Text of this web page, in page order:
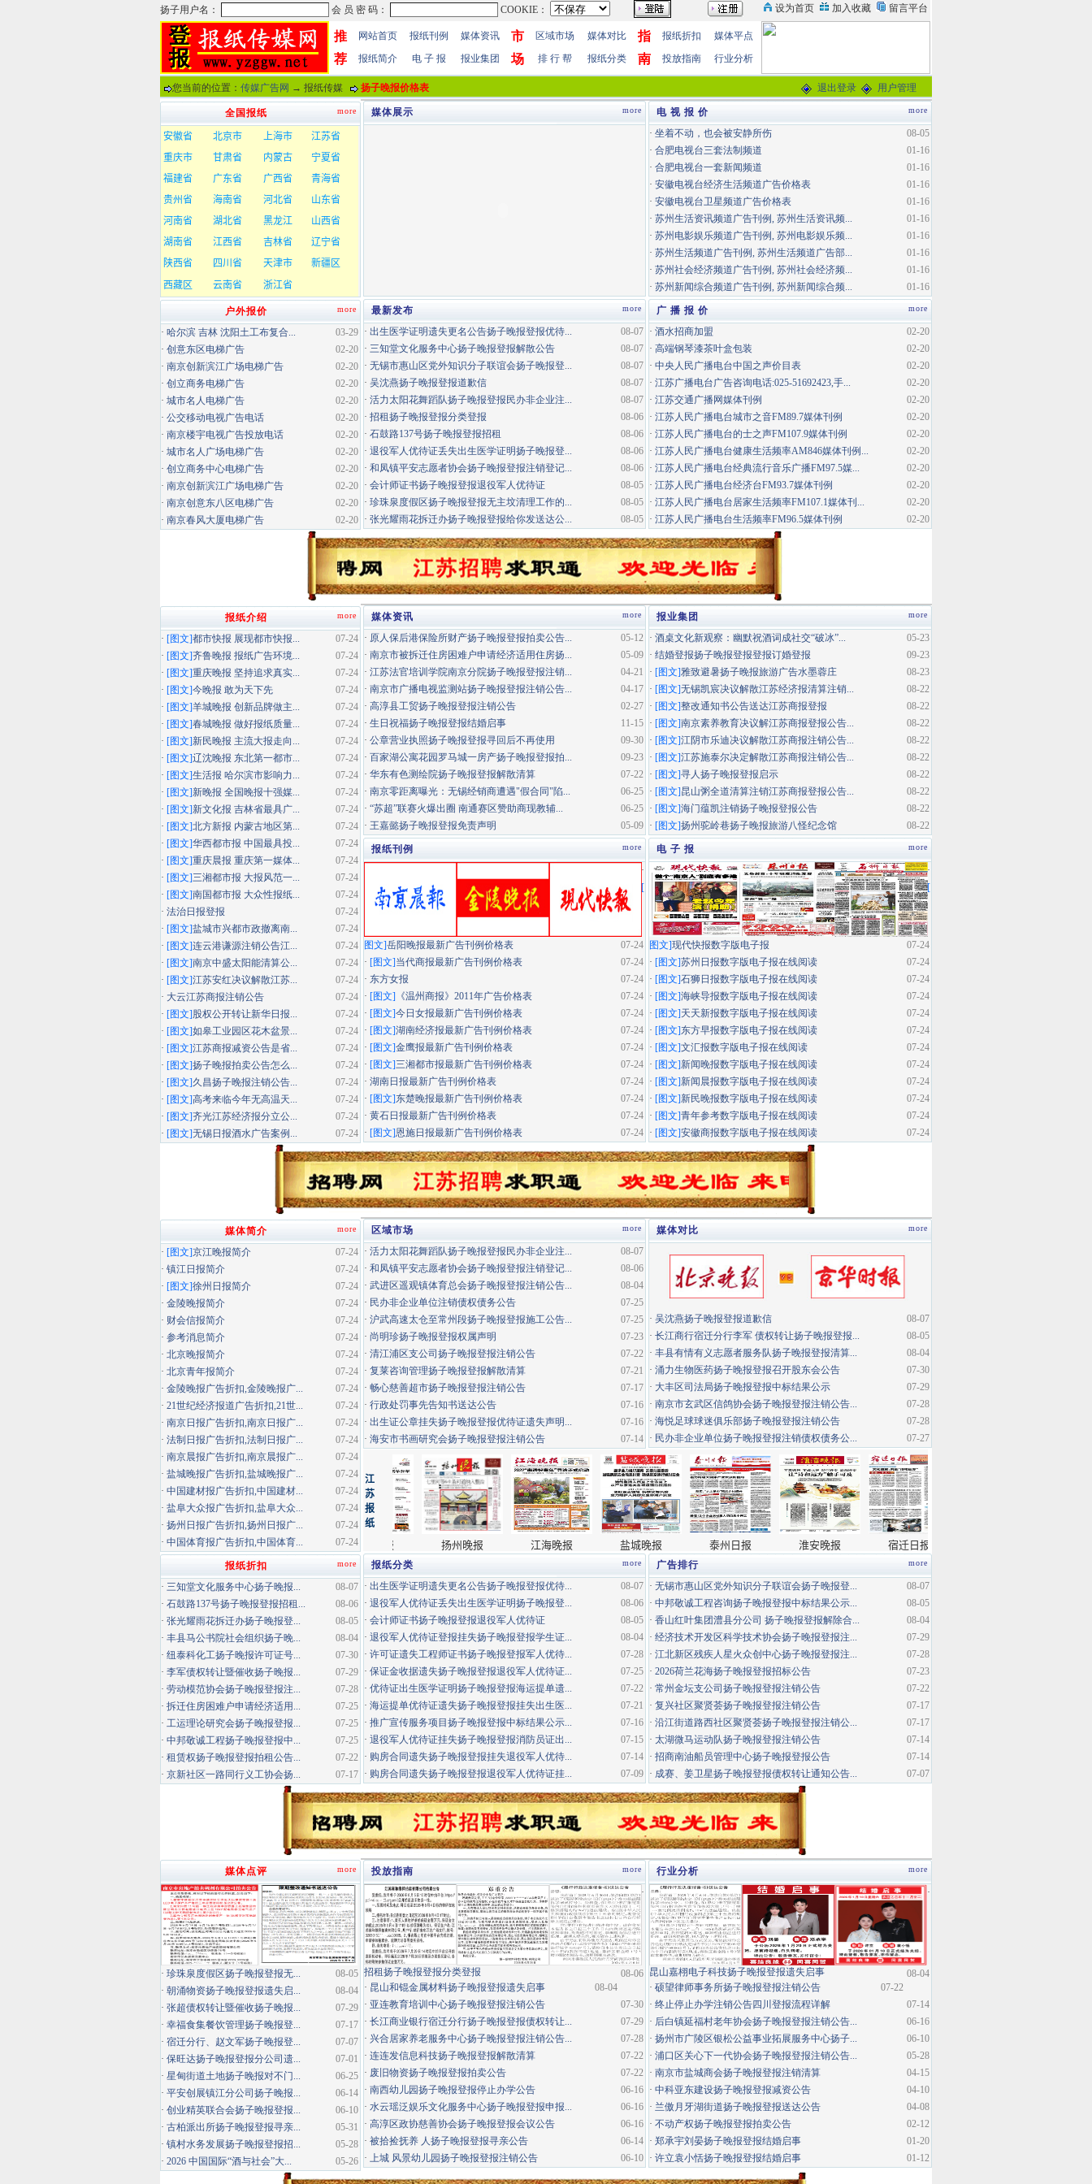
推
荐
网站首页 报纸刊例 媒体资讯
市
场
区域市场 媒体对比
指
南
报纸折扣
媒体平点
报纸简介
电 子 报 报业集团 排 行 帮 报纸分类 投放指南 行业分析
您当前的位置： 传媒广告网 → 报纸传媒 扬子晚报价格表 退出登录 用户管理
more
媒体展示 more
电 视 报 价
08-05
· 坐着不动，也会被安静所伤
01-16
· 合肥电视台三套法制频道
01-16
· 合肥电视台一套新闻频道
01-16
· 安徽电视台经济生活频道广告价格表
01-16
· 安徽电视台卫星频道广告价格表
01-16
· 苏州生活资讯频道广告刊例, 苏州生活资讯频...
01-16
· 苏州电影娱乐频道广告刊例, 苏州电影娱乐频...
01-16
· 苏州生活频道广告刊例, 苏州生活频道广告部...
01-16
· 苏州社会经济频道广告刊例, 苏州社会经济频...
01-16
· 苏州新闻综合频道广告刊例, 苏州新闻综合频...
more
最新发布 more
广 播 报 价
08-07
· 出生医学证明遗失更名公告扬子晚报登报优待...
08-07
· 三知堂文化服务中心扬子晚报登报解散公告
08-07
· 无锡市惠山区党外知识分子联谊会扬子晚报登...
08-07
· 吴沈燕扬子晚报登报道歉信
08-07
· 活力太阳花舞蹈队扬子晚报登报民办非企业注...
08-06
· 招租扬子晚报登报分类登报
08-06
· 石鼓路137号扬子晚报登报招租
08-06
· 退役军人优待证丢失出生医学证明扬子晚报登...
08-06
· 和凤镇平安志愿者协会扬子晚报登报注销登记...
08-05
· 会计师证书扬子晚报登报退役军人优待证
08-05
· 珍珠泉度假区扬子晚报登报无主坟清理工作的...
08-05
· 张光耀雨花拆迁办扬子晚报登报给你发送达公...
02-20
· 酒水招商加盟
02-20
· 高端钢琴漆茶叶盒包装
02-20
· 中央人民广播电台中国之声价目表
02-20
· 江苏广播电台广告咨询电话:025-51692423,手...
02-20
· 江苏交通广播网媒体刊例
02-20
· 江苏人民广播电台城市之音FM89.7媒体刊例
02-20
· 江苏人民广播电台的士之声FM107.9媒体刊例
02-20
· 江苏人民广播电台健康生活频率AM846媒体刊例...
02-20
· 江苏人民广播电台经典流行音乐广播FM97.5媒...
02-20
· 江苏人民广播电台经济台FM93.7媒体刊例
02-20
· 江苏人民广播电台居家生活频率FM107.1媒体刊...
02-20
· 江苏人民广播电台生活频率FM96.5媒体刊例
more
全国报纸
more
户外报价
03-29
· 哈尔滨 吉林 沈阳土工布复合...
02-20
· 创意东区电梯广告
02-20
· 南京创新滨江广场电梯广告
02-20
· 创立商务电梯广告
02-20
· 城市名人电梯广告
02-20
· 公交移动电视广告电话
02-20
· 南京楼宇电视广告投放电话
02-20
· 城市名人广场电梯广告
02-20
· 创立商务中心电梯广告
02-20
· 南京创新滨江广场电梯广告
02-20
· 南京创意东八区电梯广告
02-20
· 南京春风大厦电梯广告
more
媒体资讯 more
报业集团
05-12
· 原人保后港保险所财产扬子晚报登报拍卖公告...
05-09
· 南京市被拆迁住房困难户申请经济适用住房扬...
04-21
· 江苏法官培训学院南京分院扬子晚报登报注销...
04-17
· 南京市广播电视监测站扬子晚报登报注销公告...
02-27
· 高淳县工贸扬子晚报登报注销公告
11-15
· 生日祝福扬子晚报登报结婚启事
09-30
· 公章营业执照扬子晚报登报寻回后不再使用
09-23
· 百家湖公寓花园罗马城一房产扬子晚报登报拍...
07-22
· 华东有色测绘院扬子晚报登报解散清算
06-25
· 南京零距离曝光：无锡经销商遭遇"假合同"陷...
06-25
· “苏超”联赛火爆出圈 南通赛区赞助商现教辅...
05-09
· 王嘉懿扬子晚报登报免责声明
05-23
· 酒桌文化新观察：幽默祝酒词成社交“破冰”...
09-23
· 结婚登报扬子晚报登报登报订婚登报
08-23
· [图文]雅致避暑扬子晚报旅游广告水墨蓉庄
08-22
· [图文]无锡凯宸决议解散江苏经济报清算注销...
08-22
· [图文]整改通知书公告送达江苏商报登报
08-22
· [图文]南京素养教育决议解江苏商报登报公告...
08-22
· [图文]江阴市乐迪决议解散江苏商报注销公告...
08-22
· [图文]江苏施泰尔决定解散江苏商报注销公告...
08-22
· [图文]寻人扬子晚报登报启示
08-22
· [图文]昆山粥全道清算注销江苏商报登报公告...
08-22
· [图文]海门蕴凯注销扬子晚报登报公告
08-22
· [图文]扬州驼岭巷扬子晚报旅游八怪纪念馆
more
报纸刊例 more
电 子 报
07-24
·
[
图文]岳阳晚报最新广告刊例价格表
07-24
· [图文]当代商报最新广告刊例价格表
07-24
· 东方女报
07-24
· [图文] 《温州商报》2011年广告价格表
07-24
· [图文]今日女报最新广告刊例价格表
07-24
· [图文]湖南经济报最新广告刊例价格表
07-24
· [图文]金鹰报最新广告刊例价格表
07-24
· [图文]三湘都市报最新广告刊例价格表
07-24
· 湖南日报最新广告刊例价格表
07-24
· [图文]东楚晚报最新广告刊例价格表
07-24
· 黄石日报最新广告刊例价格表
07-24
· [图文]恩施日报最新广告刊例价格表
07-24
·
[
图文]现代快报数字版电子报
07-24
· [图文]苏州日报数字版电子报在线阅读
07-24
· [图文]石狮日报数字版电子报在线阅读
07-24
· [图文]海峡导报数字版电子报在线阅读
07-24
· [图文]天天新报数字版电子报在线阅读
07-24
· [图文]东方早报数字版电子报在线阅读
07-24
· [图文]文汇报数字版电子报在线阅读
07-24
· [图文]新闻晚报数字版电子报在线阅读
07-24
· [图文]新闻晨报数字版电子报在线阅读
07-24
· [图文]新民晚报数字版电子报在线阅读
07-24
· [图文]青年参考数字版电子报在线阅读
07-24
· [图文]安徽商报数字版电子报在线阅读
more
报纸介绍
07-24
· [图文]都市快报 展现都市快报...
07-24
· [图文]齐鲁晚报 报纸广告环境...
07-24
· [图文]重庆晚报 坚持追求真实...
07-24
· [图文]今晚报 敢为天下先
07-24
· [图文]羊城晚报 创新品牌做主...
07-24
· [图文]春城晚报 做好报纸质量...
07-24
· [图文]新民晚报 主流大报走向...
07-24
· [图文]辽沈晚报 东北第一都市...
07-24
· [图文]生活报 哈尔滨市影响力...
07-24
· [图文]新晚报 全国晚报十强媒...
07-24
· [图文]新文化报 吉林省最具广...
07-24
· [图文]北方新报 内蒙古地区第...
07-24
· [图文]华西都市报 中国最具投...
07-24
· [图文]重庆晨报 重庆第一媒体...
07-24
· [图文]三湘都市报 大报风范一...
07-24
· [图文]南国都市报 大众性报纸...
07-24
· 法治日报登报
07-24
· [图文]盐城市兴都市政撤离南...
07-24
· [图文]连云港谦源注销公告江...
07-24
· [图文]南京中盛太阳能清算公...
07-24
· [图文]江苏安红决议解散江苏...
07-24
· 大云江苏商报注销公告
07-24
· [图文]股权公开转让新华日报...
07-24
· [图文]如皋工业园区花木盆景...
07-24
· [图文]江苏商报减资公告是省...
07-24
· [图文]扬子晚报拍卖公告怎么...
07-24
· [图文]久昌扬子晚报注销公告...
07-24
· [图文]高考来临今年无高温天...
07-24
· [图文]齐光江苏经济报分立公...
07-24
· [图文]无锡日报酒水广告案例...
more
区域市场 more
媒体对比
08-07
· 活力太阳花舞蹈队扬子晚报登报民办非企业注...
08-06
· 和凤镇平安志愿者协会扬子晚报登报注销登记...
08-04
· 武进区遥观镇体育总会扬子晚报登报注销公告...
07-25
· 民办非企业单位注销债权债务公告
07-25
· 沪武高速太仓至常州段扬子晚报登报施工公告...
07-23
· 尚明珍扬子晚报登报权属声明
07-22
· 清江浦区支公司扬子晚报登报注销公告
07-21
· 复莱咨询管理扬子晚报登报解散清算
07-17
· 畅心慈善超市扬子晚报登报注销公告
07-16
· 行政处罚事先告知书送达公告
07-16
· 出生证公章挂失扬子晚报登报优待证遗失声明...
07-14
· 海安市书画研究会扬子晚报登报注销公告
08-07
· 吴沈燕扬子晚报登报道歉信
08-05
· 长江商行宿迁分行李军 债权转让扬子晚报登报...
08-04
· 丰县有情有义志愿者服务队扬子晚报登报清算...
07-30
· 涌力生物医药扬子晚报登报召开股东会公告
07-29
· 大丰区司法局扬子晚报登报中标结果公示
07-28
· 南京市玄武区信鸽协会扬子晚报登报注销公告...
07-28
· 海悦足球球迷俱乐部扬子晚报登报注销公告
07-27
· 民办非企业单位扬子晚报登报注销债权债务公...
more
报纸分类 more
广告排行
08-07
· 出生医学证明遗失更名公告扬子晚报登报优待...
08-06
· 退役军人优待证丢失出生医学证明扬子晚报登...
08-05
· 会计师证书扬子晚报登报退役军人优待证
08-04
· 退役军人优待证登报挂失扬子晚报登报学生证...
07-28
· 许可证遗失工程师证书扬子晚报登报军人优待...
07-25
· 保证金收据遗失扬子晚报登报退役军人优待证...
07-22
· 优待证出生医学证明扬子晚报登报海运提单遗...
07-21
· 海运提单优待证遗失扬子晚报登报挂失出生医...
07-16
· 推广宣传服务项目扬子晚报登报中标结果公示...
07-15
· 退役军人优待证挂失扬子晚报登报消防员证出...
07-14
· 购房合同遗失扬子晚报登报挂失退役军人优待...
07-09
· 购房合同遗失扬子晚报登报退役军人优待证挂...
08-07
· 无锡市惠山区党外知识分子联谊会扬子晚报登...
08-05
· 中邦敬诚工程咨询扬子晚报登报中标结果公示...
08-04
· 香山红叶集团澧县分公司 扬子晚报登报解除合...
07-29
· 经济技术开发区科学技术协会扬子晚报登报注...
07-28
· 江北新区残疾人星火众创中心扬子晚报登报注...
07-23
· 2026荷兰花海扬子晚报登报招标公告
07-22
· 常州金坛支公司扬子晚报登报注销公告
07-17
· 复兴社区聚贤荟扬子晚报登报注销公告
07-17
· 沿江街道路西社区聚贤荟扬子晚报登报注销公...
07-14
· 太湖微马运动队扬子晚报登报注销公告
07-14
· 招商南油船员管理中心扬子晚报登报公告
07-07
· 成赛、姜卫星扬子晚报登报债权转让通知公告...
more
媒体简介
07-24
· [图文]京江晚报简介
07-24
· 镇江日报简介
07-24
· [图文]徐州日报简介
07-24
· 金陵晚报简介
07-24
· 财会信报简介
07-24
· 参考消息简介
07-24
· 北京晚报简介
07-24
· 北京青年报简介
07-24
· 金陵晚报广告折扣,金陵晚报广...
07-24
· 21世纪经济报道广告折扣,21世...
07-24
· 南京日报广告折扣,南京日报广...
07-24
· 法制日报广告折扣,法制日报广...
07-24
· 南京晨报广告折扣,南京晨报广...
07-24
· 盐城晚报广告折扣,盐城晚报广...
07-24
· 中国建材报广告折扣,中国建材...
07-24
· 盐阜大众报广告折扣,盐阜大众...
07-24
· 扬州日报广告折扣,扬州日报广...
07-24
· 中国体育报广告折扣,中国体育...
more
报纸折扣
08-07
· 三知堂文化服务中心扬子晚报...
08-06
· 石鼓路137号扬子晚报登报招租...
08-05
· 张光耀雨花拆迁办扬子晚报登...
08-04
· 丰县马公书院社会组织扬子晚...
07-30
· 纽泰科化工扬子晚报许可证号...
07-29
· 李军债权转让暨催收扬子晚报...
07-28
· 劳动模范协会扬子晚报登报注...
07-25
· 拆迁住房困难户申请经济适用...
07-25
· 工运理论研究会扬子晚报登报...
07-25
· 中邦敬诚工程扬子晚报登报中...
07-22
· 租赁权扬子晚报登报拍租公告...
07-17
· 京新社区一路同行义工协会扬...
more
投放指南 more
行业分析
08-06
·
招租扬子晚报登报分类登报
08-04
· 昆山和锟金属材料扬子晚报登报遗失启事
07-30
· 亚连教育培训中心扬子晚报登报注销公告
07-29
· 长江商业银行宿迁分行扬子晚报登报债权转让...
07-28
· 兴合居家养老服务中心扬子晚报登报注销公告...
07-22
· 连连发信息科技扬子晚报登报解散清算
07-22
· 废旧物资扬子晚报登报拍卖公告
06-16
· 南西幼儿园扬子晚报登报停止办学公告
06-16
· 水云瑶泛娱乐文化服务中心扬子晚报登报申报...
06-16
· 高淳区政协慈善协会扬子晚报登报会议公告
06-14
· 被拾捡抚养 人扬子晚报登报寻亲公告
06-10
· 上城 风景幼儿园扬子晚报登报注销公告
08-04
·
昆山嘉栩电子科技扬子晚报登报遗失启事
07-22
· 硕望律师事务所扬子晚报登报注销公告
07-14
· 终止停止办学注销公告四川登报流程详解
06-16
· 后白镇延福村老年协会扬子晚报登报注销公告...
06-10
· 扬州市广陵区银松公益事业拓展服务中心扬子...
05-28
· 浦口区关心下一代协会扬子晚报登报注销公告...
04-15
· 南京市盐城商会扬子晚报登报注销清算
04-10
· 中科亚东建设扬子晚报登报减资公告
04-08
· 兰傲月牙湖街道扬子晚报登报送达公告
02-12
· 不动产权扬子晚报登报拍卖公告
01-20
· 郑承宇刘晏扬子晚报登报结婚启事
01-12
· 许立袁小恬扬子晚报登报结婚启事
more
媒体点评
08-05
· 珍珠泉度假区扬子晚报登报无...
08-04
· 朝涌物资扬子晚报登报遗失启...
07-29
· 张超债权转让暨催收扬子晚报...
07-17
· 幸福食集餐饮管理扬子晚报登...
07-07
· 宿迁分行、赵文军扬子晚报登...
07-01
· 保旺达扬子晚报登报分公司遗...
06-25
· 星甸街道土地扬子晚报对不门...
06-14
· 平安创展镇江分公司扬子晚报...
06-10
· 创业精英联合会扬子晚报登报...
05-31
· 古柏派出所扬子晚报登报寻亲...
05-28
· 镇村水务发展扬子晚报登报招...
05-26
· 2026 中国国际“酒与社会”大...